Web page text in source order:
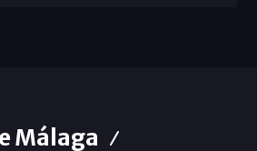
Málaga